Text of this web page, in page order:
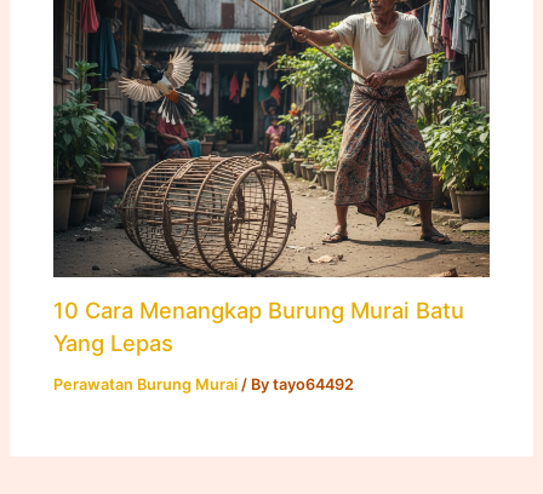
10 Cara Menangkap Burung Murai Batu
Yang Lepas
Perawatan Burung Murai / Bytayo64492